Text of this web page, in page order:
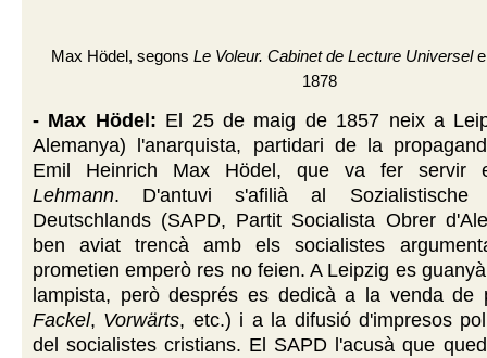
Max Hödel, segons Le Voleur. Cabinet de Lecture Universel
1878
- Max Hödel: El 25 de maig de 1857 neix a
Alemanya) l'anarquista, partidari de la
Emil Heinrich Max Hödel, que va fer servir
Lehmann. D'antuvi s'afilià al Sozialistische
Deutschlands (SAPD, Partit Socialista Obrer
ben aviat trencà amb els socialistes
prometien emperò res no feien. A Leipzig es
lampista, però després es dedicà a la venda de
Fackel, Vorwärts, etc.) i a la difusió d'impresos
del socialistes cristians. El SAPD l'acusà que